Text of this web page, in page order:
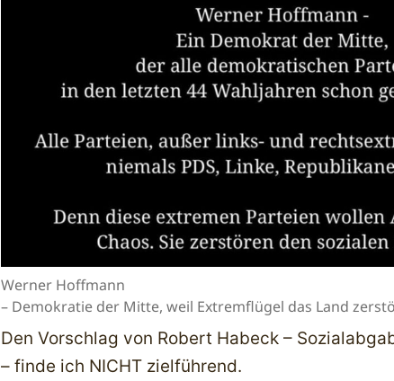
Werner Hoffmann
– Demokratie der Mitte, weil Extremflügel das Land
Den Vorschlag von Robert Habeck –
– finde ich NICHT zielführend.